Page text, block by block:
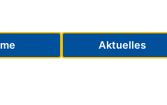
Aktuelles